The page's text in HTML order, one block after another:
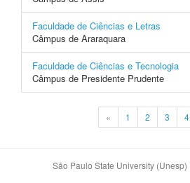
Faculdade de Ciências e Letras
Câmpus de Araraquara
Faculdade de Ciências e Tecnologia
Câmpus de Presidente Prudente
« 1 2 3 4
São Paulo State University (Unesp)